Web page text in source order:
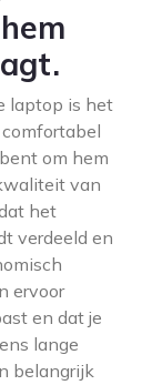
laptop is het
om hem
van
het
verdeeld en
ervoor
en dat je
lange
belangrijk